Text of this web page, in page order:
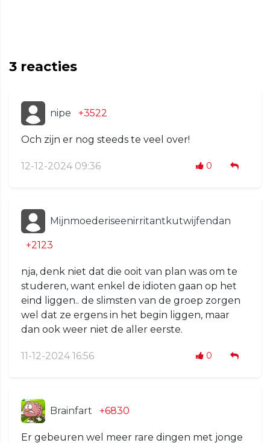
3 reacties
nipe +3522
Och zijn er nog steeds te veel over!
12-12-2024 09:36 0
Mijnmoederiseenirritantkutwijfendan
+2123
nja, denk niet dat die ooit van plan was om te
studeren, want enkel de idioten gaan op het
eind liggen.. de slimsten van de groep zorgen
wel dat ze ergens in het begin liggen, maar
dan ook weer niet de aller eerste.
11-12-2024 16:56 0
Brainfart +6830
Er gebeuren wel meer rare dingen met jonge